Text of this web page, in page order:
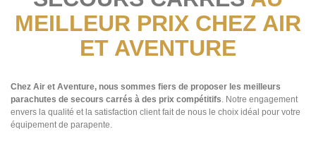
MEILLEUR PRIX CHEZ AIR
ET AVENTURE
Chez Air et Aventure, nous sommes fiers de proposer les meilleurs
parachutes de secours carrés à des prix compétitifs. Notre engagement
envers la qualité et la satisfaction client fait de nous le choix idéal pour votre
équipement de parapente.